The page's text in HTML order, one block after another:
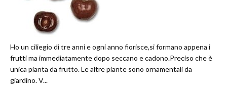
Ho un ciliegio di tre anni e ogni anno fiorisce,si formano appena i
frutti ma immediatamente dopo seccano e cadono.Preciso che è
unica pianta da frutto. Le altre piante sono ornamentali da
giardino. V...